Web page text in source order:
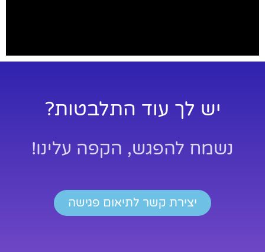
יש לך עוד התלבטות?
נשמח להפגש, הקפה עלינו!
יצירת קשר לתיאום פגישה